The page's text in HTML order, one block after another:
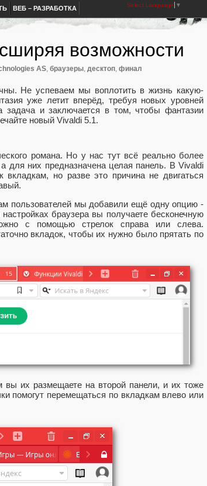
ВЕБ – РАЗРАБОТКА Select Language ▼
возможности
AS, браузеры, десктоп, финал
Не успеваем мы воплотить в жизнь какую-
уже летит вперёд, требуя новых уровней
и заключается в том, чтобы фантазии
новый Vivaldi 5.1.
романа. Но у нас тут всё реально более
для них предназначена целая панель. В Vivaldi
но разве это причина не двигаться
пользователей мы добавили ещё одну опцию -
браузера вы получаете бесконечную
с помощью стрелок справа или слева.
вкладок, чтобы их нужно было прятать по
их размещаете на второй панели, и их тоже
помогут перемещаться по вкладкам влево или